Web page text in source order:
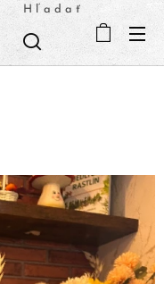
Hľadať